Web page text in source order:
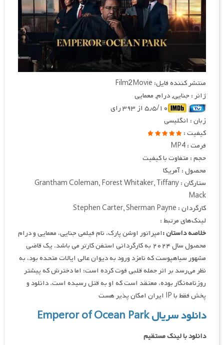
منتشر کننده فایل: Film2Movie
ژانر : جنایی, درام, معمایی
۵٫۵/۱۰ از ۳۹۳ رای
زبان : انگلیسی
کیفیت :
فرمت : MP4
حجم : متفاوت با کیفیت
محصول : آمریکا
ستارگان : Grantham Coleman, Forest Whitaker, Tiffany
Mack
کارگردان : Stephen Carter, Sherman Payne
لینک‌های مرتبط :
خلاصه داستان :امپراتور اوشن پارک، نام فیلمی جنایی، معمایی و درام
محصول سال ۲۰۲۴ به کارگردانی استفن کارتر می باشد. یک قاضی
مشهور سیاهپوست که نامزد ورود به دیوان عالی ایالات متحده بود، به
نظر می‌رسد بر اثر حمله قلبی فوت کرده است؛ اما دخترش که پیشتر
روزنامه‌نگار بوده، معتقد است که او به قتل رسیده است. دانلود و
پخش فقط با IP ایران امکان پذیر هست
دانلود سریال Emperor of Ocean Park
دانلود با لینک مستقیم